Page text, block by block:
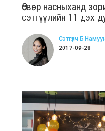
Өсвөр насныханд
сэтгүүлийн 11 дэх
Сэтгүүлч Б.Намуун
2017-09-28